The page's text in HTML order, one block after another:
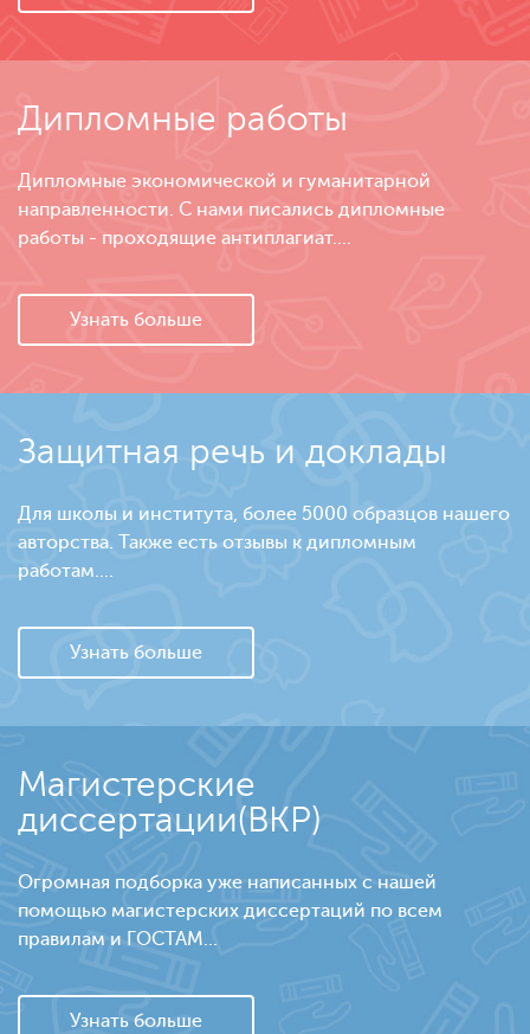
Дипломные работы
Дипломные экономической и гуманитарной
направленности. С нами писались дипломные
работы - проходящие антиплагиат....
Узнать больше
Защитная речь и доклады
Для школы и института, более 5000 образцов нашего
авторства. Также есть отзывы к дипломным
работам....
Узнать больше
Магистерские
диссертации(ВКР)
Огромная подборка уже написанных с нашей
помощью магистерских диссертаций по всем
правилам и ГОСТАМ...
Узнать больше